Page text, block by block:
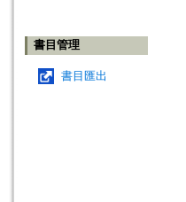
書目管理
書目匯出